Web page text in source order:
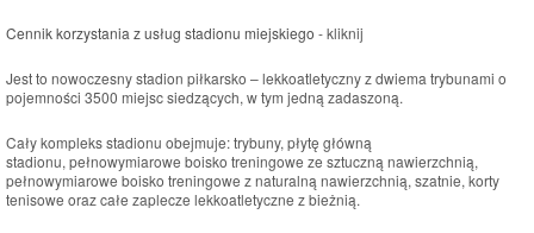
Cennik korzystania z usług stadionu miejskiego - kliknij
Jest to nowoczesny stadion piłkarsko – lekkoatletyczny z dwiema trybunami o
pojemności 3500 miejsc siedzących, w tym jedną zadaszoną.
Cały kompleks stadionu obejmuje: trybuny, płytę główną
stadionu, pełnowymiarowe boisko treningowe ze sztuczną nawierzchnią,
pełnowymiarowe boisko treningowe z naturalną nawierzchnią, szatnie, korty
tenisowe oraz całe zaplecze lekkoatletyczne z bieżnią.